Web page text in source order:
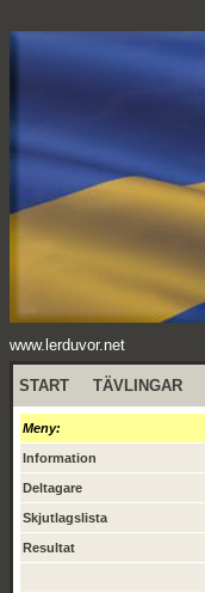
www.lerduvor.net
START TÄVLINGAR
Meny:
Information
Deltagare
Skjutlagslista
Resultat